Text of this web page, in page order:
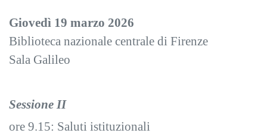
Giovedì 19 marzo 2026
Biblioteca nazionale centrale di Firenze
Sala Galileo
Sessione II
ore 9.15: Saluti istituzionali